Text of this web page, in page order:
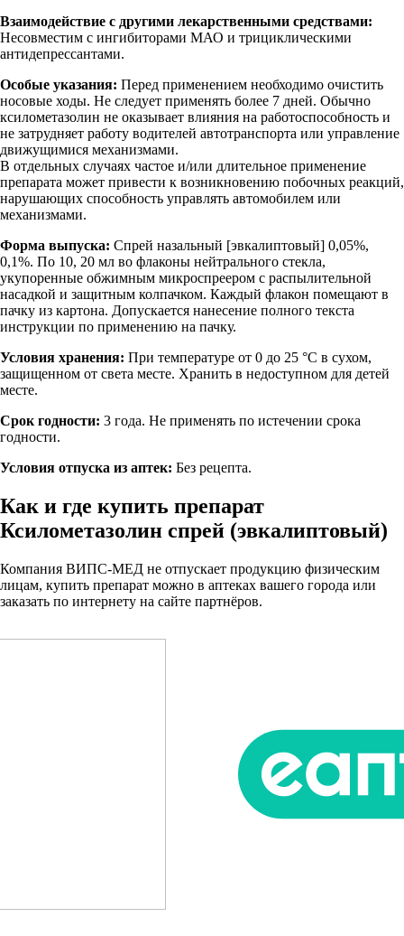
Взаимодействие с другими лекарственными средствами:
Несовместим с ингибиторами МАО и трициклическими
антидепрессантами.
Особые указания: Перед применением необходимо очистить
носовые ходы. Не следует применять более 7 дней. Обычно
ксилометазолин не оказывает влияния на работоспособность и
не затрудняет работу водителей автотранспорта или управление
движущимися механизмами.
В отдельных случаях частое и/или длительное применение
препарата может привести к возникновению побочных реакций,
нарушающих способность управлять автомобилем или
механизмами.
Форма выпуска: Спрей назальный [эвкалиптовый] 0,05%,
0,1%. По 10, 20 мл во флаконы нейтрального стекла,
укупоренные обжимным микроспреером с распылительной
насадкой и защитным колпачком. Каждый флакон помещают в
пачку из картона. Допускается нанесение полного текста
инструкции по применению на пачку.
Условия хранения: При температуре от 0 до 25 °С в сухом,
защищенном от света месте. Хранить в недоступном для детей
месте.
Срок годности: 3 года. Не применять по истечении срока
годности.
Условия отпуска из аптек: Без рецепта.
Как и где купить препарат
Ксилометазолин спрей (эвкалиптовый)
Компания ВИПС-МЕД не отпускает продукцию физическим
лицам, купить препарат можно в аптеках вашего города или
заказать по интернету на сайте партнёров.